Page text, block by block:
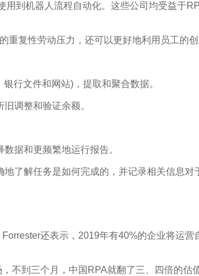
到机器人流程自动化。这些公司均受益于
复性劳动压力，还可以更好地利用员工的创
行文件和网站)，提取和聚合数据。
调整和验证余额。
据和更频繁地运行报告。
了解任务是如何完成的，并记录相关信息对
还表示，2019年有40%的企业将运
不到三个月，中国RPA就翻了三、四倍的估值